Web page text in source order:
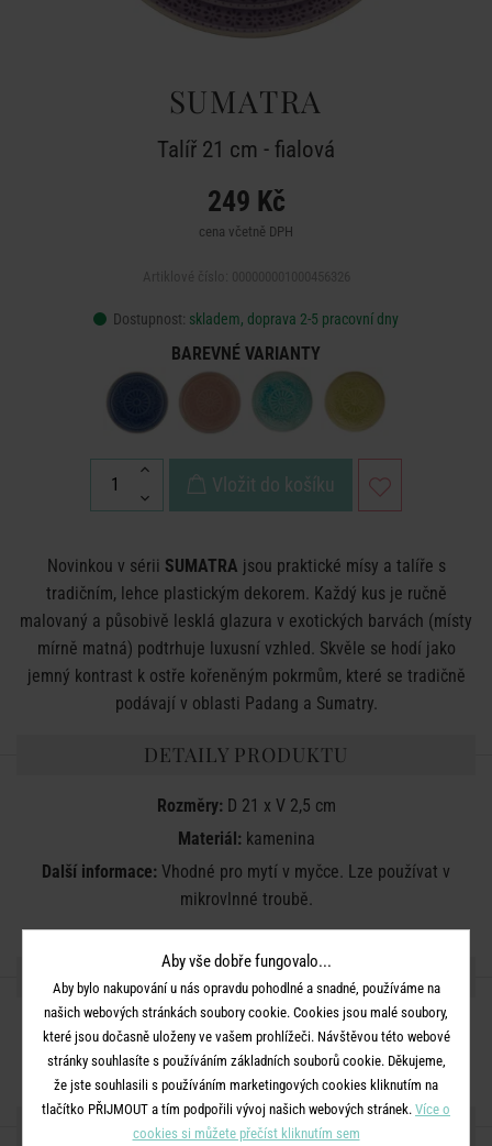
SUMATRA
Talíř 21 cm - fialová
249 Kč
cena včetně DPH
Dostupnost: skladem, doprava 2-5 pracovní dny
BAREVNÉ VARIANTY
Vložit do košíku
Novinkou v sérii SUMATRA jsou praktické mísy a talíře s
tradičním, lehce plastickým dekorem. Každý kus je ručně
malovaný a působivě lesklá glazura v exotických barvách (místy
mírně matná) podtrhuje luxusní vzhled. Skvěle se hodí jako
jemný kontrast k ostře kořeněným pokrmům, které se tradičně
podávají v oblasti Padang a Sumatry.
DETAILY PRODUKTU
Rozměry: D 21 x V 2,5 cm
Materiál:kamenina
Další informace: Vhodné pro mytí v myčce. Lze používat v
mikrovlnné troubě.
SDÍLEJTE S PŘÁTELI
DALŠÍ PRODUKTY ZE SÉRIE
Aby vše dobře fungovalo...
Aby bylo nakupování u nás opravdu pohodlné a snadné, používáme na
našich webových stránkách soubory cookie. Cookies jsou malé soubory,
které jsou dočasně uloženy ve vašem prohlížeči. Návštěvou této webové
stránky souhlasíte s používáním základních souborů cookie. Děkujeme,
že jste souhlasili s používáním marketingových cookies kliknutím na
tlačítko PŘIJMOUT a tím podpořili vývoj našich webových stránek. Více o
cookies si můžete přečíst kliknutím sem